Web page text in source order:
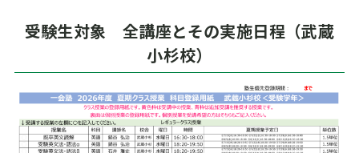
受験生対象 全講座とその実施日程（武蔵
小杉校）